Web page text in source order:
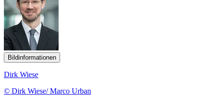
Bildinformationen
Dirk Wiese
© Dirk Wiese/ Marco Urban